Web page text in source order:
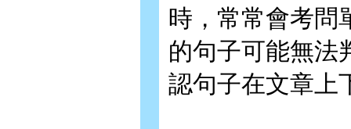
時，常常會考問
的句子可能無法
認句子在文章上